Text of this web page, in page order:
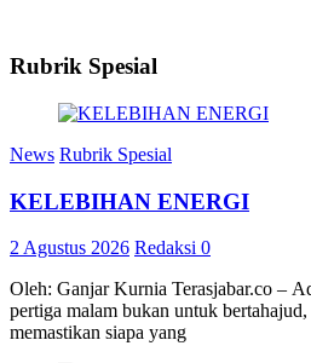
Rubrik Spesial
News Rubrik Spesial
KELEBIHAN ENERGI
2 Agustus 2026 Redaksi 0
Oleh: Ganjar Kurnia Terasjabar.co –
pertiga malam bukan untuk
memastikan siapa yang